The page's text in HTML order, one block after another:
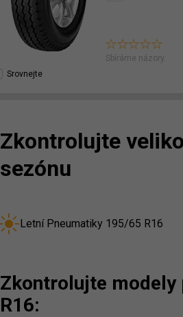
Sbíráme názory.
Srovnejte
Zkontrolujte
sezónu
Letní Pneumatiky 195/65 R16
Zkontrolujte modely
R16: